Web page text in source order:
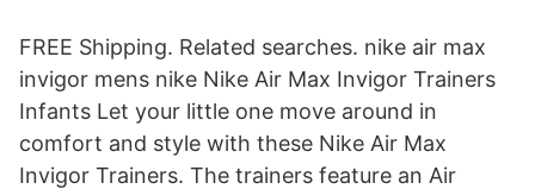
FREE Shipping. Related searches. nike air max
invigor mens nike Nike Air Max Invigor Trainers
Infants Let your little one move around in
comfort and style with these Nike Air Max
Invigor Trainers. The trainers feature an Air